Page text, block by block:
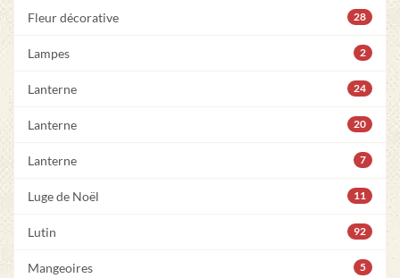
Fleur décorative 28
Lampes 2
Lanterne 24
Lanterne 20
Lanterne 7
Luge de Noël 11
Lutin 92
Mangeoires 5